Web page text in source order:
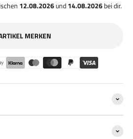
12.08.2026und14.08.2026bei dir.
MERKEN